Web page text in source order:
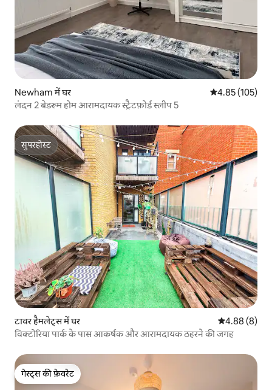
Newham में घर औसत रेटिंग 5 में से
4.85 (105)
लंदन 2 बेडरूम होम आरामदायक स्ट्रैटफ़ोर्ड स्लीप 5
सुपरहोस्ट
सुपरहोस्ट
टावर हैमलेट्स में घर औसत रेटिंग 5 में
4.88 (8)
विक्टोरिया पार्क के पास आकर्षक और आरामदायक ठहरने की जगह
गेस्ट्स की फ़ेवरेट
गेस्ट्स की फ़ेवरेट